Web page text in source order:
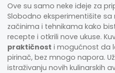
Ove su samo neke ideje za
Slobodno eksperimentišite
začinima i tehnikama kako
recepte i otkrili nove ukuse.
praktičnost i mogućnost da
pirinač, bez mnogo napora.
istraživanju novih kulinarskih